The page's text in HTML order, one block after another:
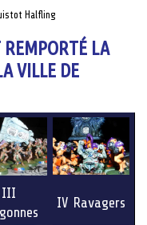
Halfling
REMPORTÉ LA
VILLE DE
III
IV Ravagers